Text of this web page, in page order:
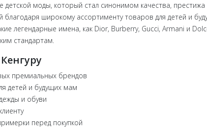
моды, который стал синонимом качества,
благодаря широкому ассортименту товаров для детей и
легендарные имена, как Dior, Burberry, Gucci, Armani и
стандартам.
премиальных брендов
детей и будущих мам
и обуви
перед покупкой